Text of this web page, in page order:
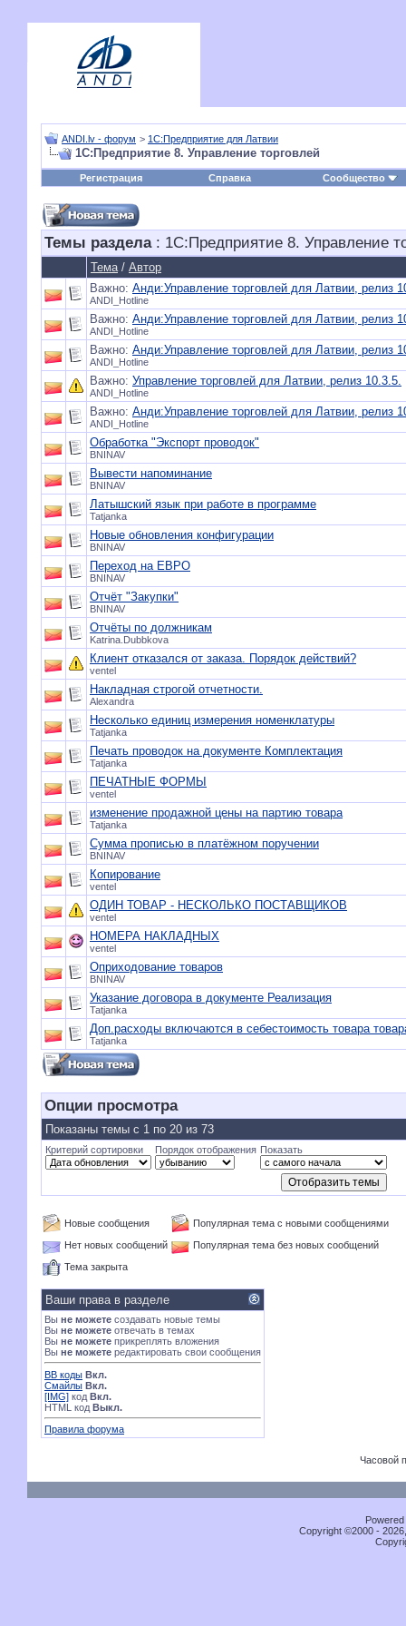
ANDI.lv - форум > 1С:Предприятие для Латвии
1С:Предприятие 8. Управление торговлей
Регистрация Справка Сообщество
Темы раздела: 1С:Предприятие 8. Управление
Тема/ Автор
Важно: Анди:Управление торговлей для Латвии, релиз
ANDI_Hotline
Важно: Анди:Управление торговлей для Латвии, релиз
ANDI_Hotline
Важно: Анди:Управление торговлей для Латвии, релиз
ANDI_Hotline
Важно: Управление торговлей для Латвии, релиз 10.3.5.
ANDI_Hotline
Важно: Анди:Управление торговлей для Латвии, релиз
ANDI_Hotline
Обработка "Экспорт проводок"
BNINAV
Вывести напоминание
BNINAV
Латышский язык при работе в программе
Tatjanka
Новые обновления конфигурации
BNINAV
Переход на ЕВРО
BNINAV
Отчёт "Закупки"
BNINAV
Отчёты по должникам
Katrina.Dubbkova
Клиент отказался от заказа. Порядок действий?
ventel
Накладная строгой отчетности.
Alexandra
Несколько единиц измерения номенклатуры
Tatjanka
Печать проводок на документе Комплектация
Tatjanka
ПЕЧАТНЫЕ ФОРМЫ
ventel
изменение продажной цены на партию товара
Tatjanka
Сумма прописью в платёжном поручении
BNINAV
Копирование
ventel
ОДИН ТОВАР - НЕСКОЛЬКО ПОСТАВЩИКОВ
ventel
НОМЕРА НАКЛАДНЫХ
ventel
Оприходование товаров
BNINAV
Указание договора в документе Реализация
Tatjanka
Доп.расходы включаются в себестоимость товара
Tatjanka
Опции просмотра
Показаны темы с 1 по 20 из 73
Критерий сортировки Порядок отображения Показать
Новые сообщения
Популярная тема с новыми сообщениями
Нет новых сообщений
Популярная тема без новых сообщений
Тема закрыта
Ваши права в разделе
Вы не можете создавать новые темы
Вы не можете отвечать в темах
Вы не можете прикреплять вложения
Вы не можете редактировать свои сообщения
BB коды Вкл.
Смайлы Вкл.
[IMG] код Вкл.
HTML код Выкл.
Правила форума
Часовой
Copyright ©2000 -